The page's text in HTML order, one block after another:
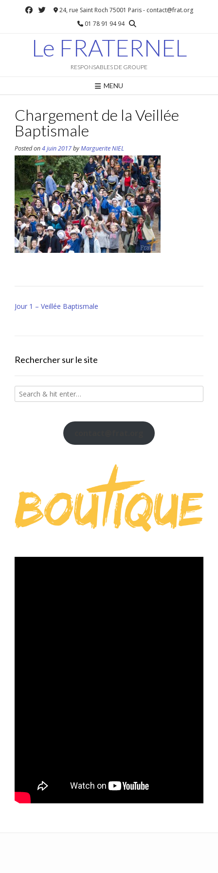
24, rue Saint Roch 75001 Paris - contact@frat.org
01 78 91 94 94
Le FRATERNEL
RESPONSABLES DE GROUPE
MENU
Chargement de la Veillée
Baptismale
Posted on4 juin 2017byMarguerite NIEL
Post
Jour 1 – Veillée Baptismale
Rechercher sur le site